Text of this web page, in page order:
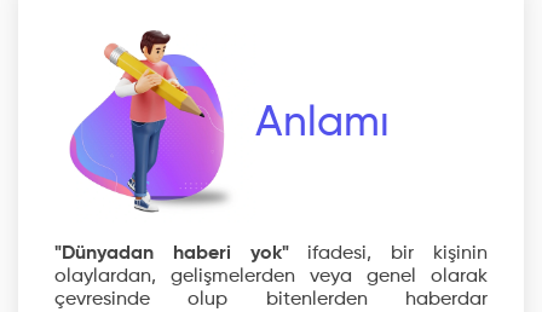
Anlamı
"Dünyadan haberi yok"ifadesi, bir kişinin
olaylardan, gelişmelerden veya genel olarak
çevresinde olup bitenlerden haberdar